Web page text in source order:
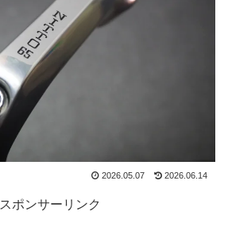
2026.05.07 2026.06.14
スポンサーリンク